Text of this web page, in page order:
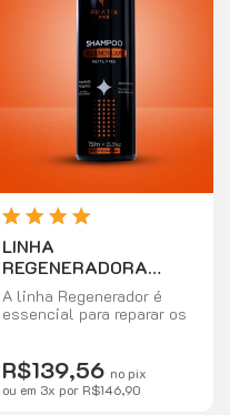
LINHA
REGENERADORA
PROFISSIONAL-
SHAMPOO METAL
FREE 750ML
A linha Regenerador é
essencial para reparar os
perdidas durante os
procedimentos químicos.
Utilizando a linha de
R$139,56 no pix
ou em 3x por R$146,90